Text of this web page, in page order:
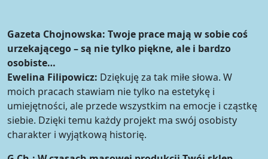
Gazeta Chojnowska: Twoje prace mają w sobie coś
urzekającego – są nie tylko piękne, ale i bardzo
osobiste…
Ewelina Filipowicz: Dziękuję za tak miłe słowa. W
moich pracach stawiam nie tylko na estetykę i
umiejętności, ale przede wszystkim na emocje i cząstkę
siebie. Dzięki temu każdy projekt ma swój osobisty
charakter i wyjątkową historię.